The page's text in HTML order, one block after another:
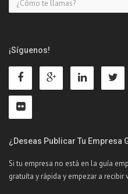
¡Síguenos!
¿Deseas Publicar Tu Empresa
Si tu empresa no está en la guía
gratuíta y rápida y empezar a recibir